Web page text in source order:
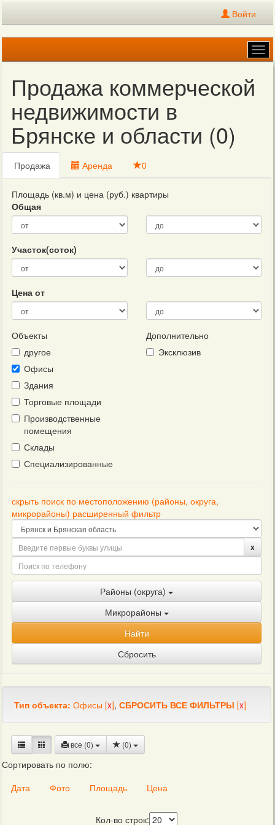
Войти
Продажа коммерческой
недвижимости в
Брянске и области (0)
Продажа Аренда 0
Площадь (кв.м) и цена (руб.) квартиры
Общая
Участок(соток)
Цена от
Объекты
другое
Офисы
Здания
Торговые площади
Производственные
помещения
Склады
Специализированные
Дополнительно
Эксклюзив
скрыть поиск по местоположению (районы, округа,
микрорайоны) расширенный фильтр
x
Районы (округа)
Микрорайоны
Найти
Сбросить
Тип объекта: Офисы [x], СБРОСИТЬ ВСЕ ФИЛЬТРЫ [x]
все (0) (0)
Сортировать по полю:
Дата
Фото Площадь Цена
Кол-во строк: